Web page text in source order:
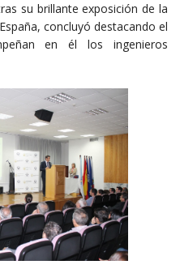
su brillante exposición de la
concluyó destacando el
en él los ingenieros